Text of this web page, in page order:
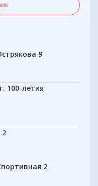
9
100-летия
2
2